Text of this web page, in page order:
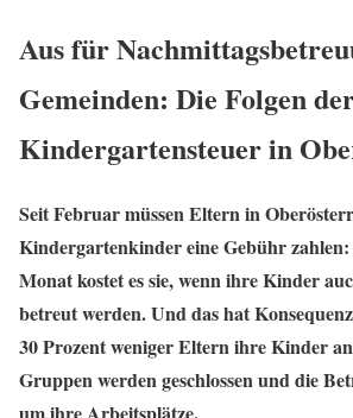
Aus für
Gemeinden: Die Folgen
Kindergartensteuer in
Seit Februar müssen Eltern in
Kindergartenkinder eine Gebühr
Monat kostet es sie, wenn ihre Kinder
betreut werden. Und das hat
30 Prozent weniger Eltern ihre Kinder
Gruppen werden geschlossen und die
um ihre Arbeitsplätze.